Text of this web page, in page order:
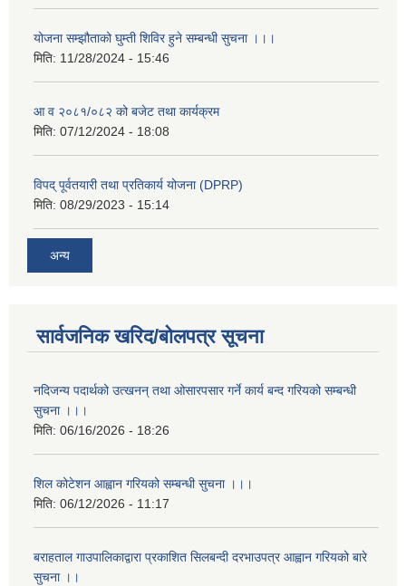
योजना सम्झौताको घुम्ती शिविर हुने सम्बन्धी सुचना ।।।
मिति: 11/28/2024 - 15:46
आ व २०८१/०८२ को बजेट तथा कार्यक्रम
मिति: 07/12/2024 - 18:08
विपद् पूर्वतयारी तथा प्रतिकार्य योजना (DPRP)
मिति: 08/29/2023 - 15:14
अन्य
सार्वजनिक खरिद/बोलपत्र सूचना
नदिजन्य पदार्थको उत्खनन् तथा ओसारपसार गर्ने कार्य बन्द गरियको सम्बन्धी
सुचना ।।।
मिति: 06/16/2026 - 18:26
शिल कोटेशन आह्वान गरियको सम्बन्धी सुचना ।।।
मिति: 06/12/2026 - 11:17
बराहताल गाउपालिकाद्वारा प्रकाशित सिलबन्दी दरभाउपत्र आह्वान गरियको बारे
सुचना ।।